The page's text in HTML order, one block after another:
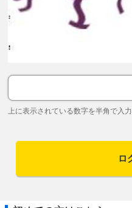
上に表示されている数字を半角で入